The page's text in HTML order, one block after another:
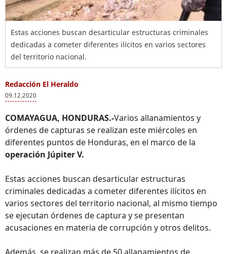
Estas acciones buscan desarticular estructuras criminales
dedicadas a cometer diferentes ilícitos en varios sectores
del territorio nacional.
Redacción El Heraldo
09.12.2020
COMAYAGUA, HONDURAS.-Varios allanamientos y
órdenes de capturas se realizan este miércoles en
diferentes puntos de Honduras, en el marco de la
operación Júpiter V.
Estas acciones buscan desarticular estructuras
criminales dedicadas a cometer diferentes ilícitos en
varios sectores del territorio nacional, al mismo tiempo
se ejecutan órdenes de captura y se presentan
acusaciones en materia de corrupción y otros delitos.